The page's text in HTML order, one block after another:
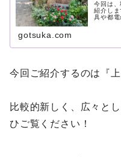
今回は
紹介し
具や都
たっぷ
gotsuka.com
今回ご紹介するのは『
比較的新しく、広々と
ひご覧ください！